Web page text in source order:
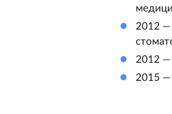
2012 —
2012 —
2015 —